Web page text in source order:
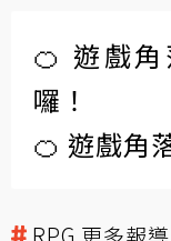
🍊 遊戲
囉！
🍊 遊戲角
RPG 更多報導